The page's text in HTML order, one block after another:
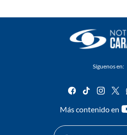
Síguenos en:
facebook
tiktok
Más contenido en